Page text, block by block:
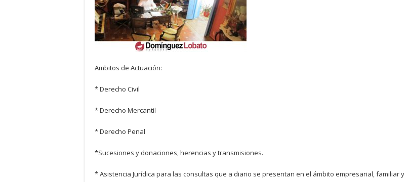
Ambitos de Actuación:
* Derecho Civil
* Derecho Mercantil
* Derecho Penal
*Sucesiones y donaciones, herencias y transmisiones.
* Asistencia Jurídica para las consultas que a diario se presentan en el ámbito empresarial, familiar y